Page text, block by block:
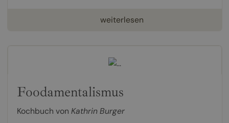
weiterlesen
Foodamentalismus
Kochbuch von Kathrin Burger